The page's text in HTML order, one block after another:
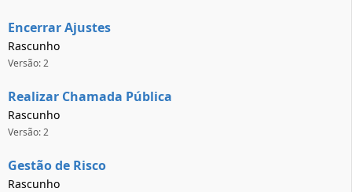
Encerrar Ajustes
Rascunho
Versão: 2
Realizar Chamada Pública
Rascunho
Versão: 2
Gestão de Risco
Rascunho